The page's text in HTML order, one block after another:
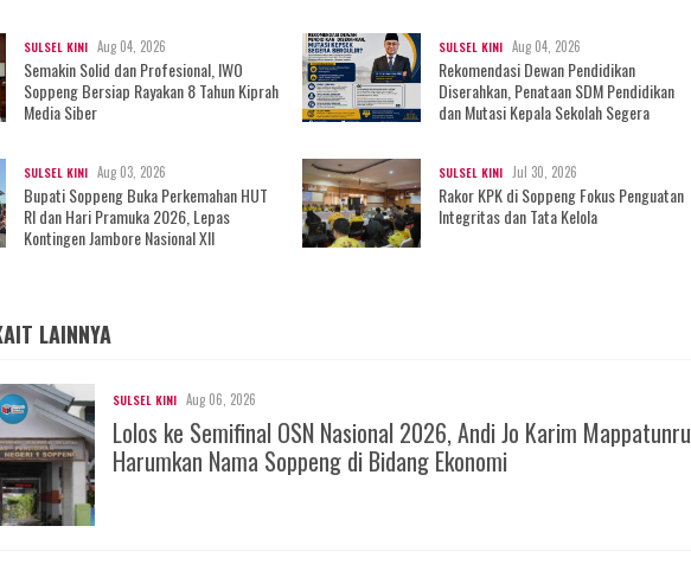
SULSEL KINI Aug 04, 2026
Semakin Solid dan Profesional, IWO
Soppeng Bersiap Rayakan 8 Tahun Kiprah
Media Siber
SULSEL KINI Aug 04, 2026
Rekomendasi Dewan Pendidikan
Diserahkan, Penataan SDM Pendidikan
dan Mutasi Kepala Sekolah Segera
SULSEL KINI Aug 03, 2026
Bupati Soppeng Buka Perkemahan HUT
RI dan Hari Pramuka 2026, Lepas
Kontingen Jambore Nasional XII
SULSEL KINI Jul 30, 2026
Rakor KPK di Soppeng Fokus Penguatan
Integritas dan Tata Kelola
LAINNYA
SULSEL KINI Aug 06, 2026
Lolos ke Semifinal OSN Nasional 2026, Andi Jo Karim Mappatunru
Harumkan Nama Soppeng di Bidang Ekonomi